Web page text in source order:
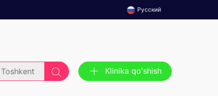
Русский
Toshkent Klinika qo'shish